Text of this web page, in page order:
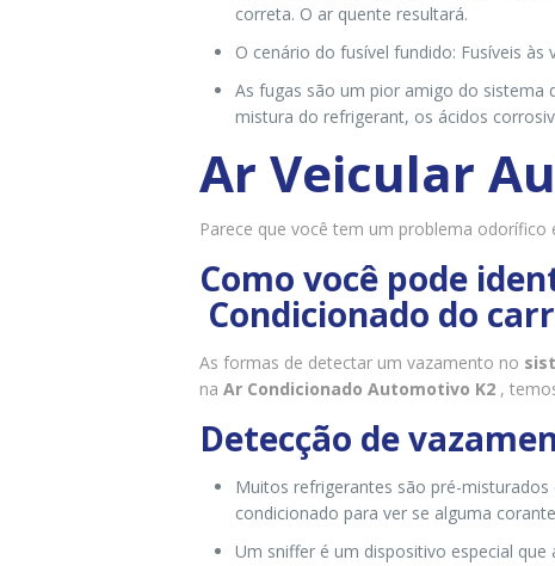
correta. O ar quente resultará.
O cenário do fusível fundido: Fusíveis
As fugas são um pior amigo do sistema
mistura do refrigerant, os ácidos
Ar Veicular
Parece que você tem um problema
Como você pode
Condicionado do
As formas de detectar um vazamento no
na Ar Condicionado Automotivo K2,
Detecção de
Muitos refrigerantes são pré-
condicionado para ver se alguma
Um sniffer é um dispositivo especial